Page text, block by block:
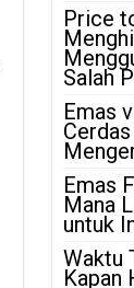
Price
Salah
Emas
Emas
Mana
untuk
Waktu
Kapan